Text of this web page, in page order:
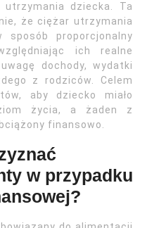
dziecka. Ta
że ciężar utrzymania
sposób proporcjonalny
ich realne
dochody, wydatki
z rodziców. Celem
aby dziecko miało
życia, a żaden z
finansowo.
w przypadku